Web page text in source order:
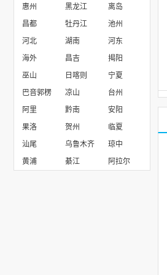
惠州 黑龙江
离岛
昌都
牡丹江
池州
河北
湖南
河东
海外
昌吉
揭阳
巫山
日喀则
宁夏
巴音郭楞
凉山
台州
阿里
黔南
安阳
果洛
贺州
临夏
汕尾
乌鲁木齐
琼中
黄浦
綦江 阿拉尔